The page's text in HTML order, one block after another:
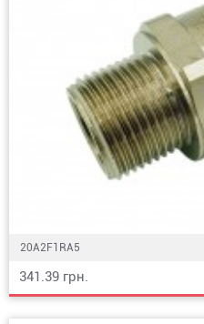
20A2F1RA5
341.39 грн.